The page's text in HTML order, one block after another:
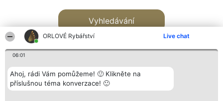
ORLOVÉ Rybářství Live chat
06:01
Ahoj, rádi Vám pomůžeme! 🙂 Klikněte na
příslušnou téma konverzace! 🙂
Vyhledávání